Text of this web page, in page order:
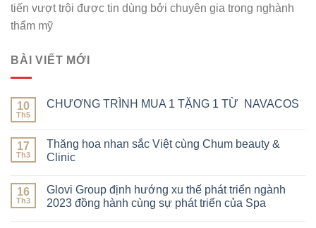
tiến vượt trội được tin dùng bởi chuyên gia trong nghành
thẩm mỹ
BÀI VIẾT MỚI
10
Th5
CHƯƠNG TRÌNH MUA 1 TẶNG 1 TỪ NAVACOS
17
Th3
Thăng hoa nhan sắc Việt cùng Chum beauty &
Clinic
16
Th3
Glovi Group định hướng xu thế phát triển ngành
2023 đồng hành cùng sự phát triển của Spa